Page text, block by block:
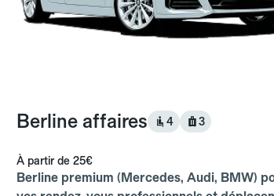
Berline affaires 4 3
À partir de 25€
Berline premium (Mercedes, Audi, BMW)